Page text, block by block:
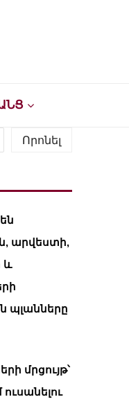
Որոնել
արվեստի,
և
պլանները
մրցույթ՝